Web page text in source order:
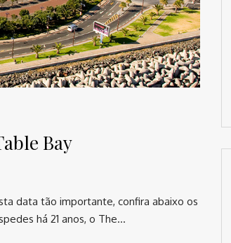
Bay
data tão importante, confira abaixo os
há 21 anos, o The…